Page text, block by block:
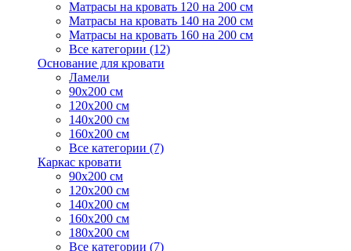
Матрасы на кровать 120 на 200 см
Матрасы на кровать 140 на 200 см
Матрасы на кровать 160 на 200 см
Все категории (12)
Основание для кровати
Ламели
90х200 см
120х200 см
140х200 см
160х200 см
Все категории (7)
Каркас кровати
90х200 см
120х200 см
140х200 см
160х200 см
180х200 см
Все категории (7)